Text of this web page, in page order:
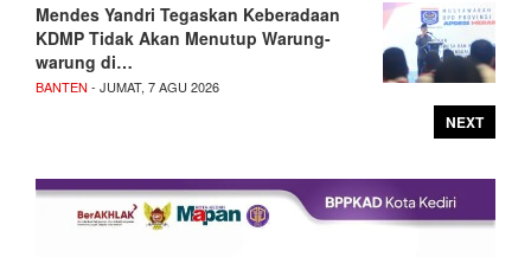
Mendes Yandri Tegaskan Keberadaan
KDMP Tidak Akan Menutup Warung-
warung di…
BANTEN - JUMAT, 7 AGU 2026
NEXT